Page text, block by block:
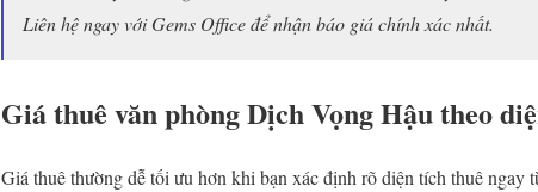
Liên hệ ngay với Gems Office để nhận báo giá chính xác nhất.
Giá thuê văn phòng Dịch Vọng Hậu theo
Giá thuê thường dễ tối ưu hơn khi bạn xác định rõ diện tích thuê ngay